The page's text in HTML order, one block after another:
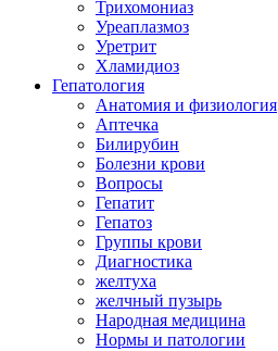
Трихомониаз
Уреаплазмоз
Уретрит
Хламидиоз
Гепатология
Анатомия и физиология
Аптечка
Билирубин
Болезни крови
Вопросы
Гепатит
Гепатоз
Группы крови
Диагностика
желтуха
желчный пузырь
Народная медицина
Нормы и патологии